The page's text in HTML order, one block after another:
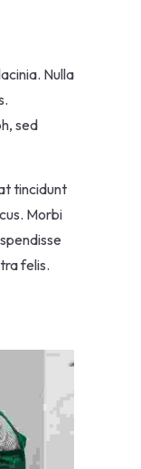
Nulla
sed
tincidunt
Morbi
felis.